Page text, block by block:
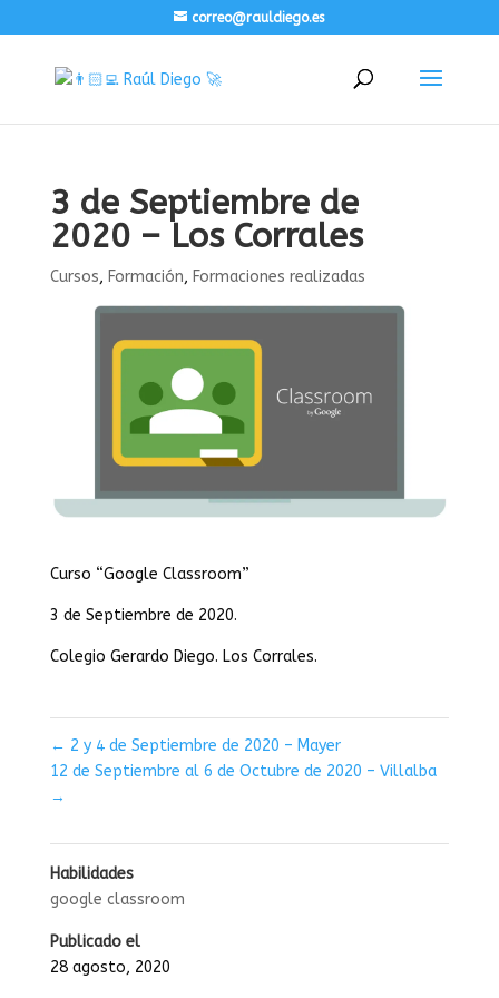
correo@rauldiego.es
3 de Septiembre de
2020 – Los Corrales
Cursos, Formación, Formaciones realizadas
Curso “Google Classroom”
3 de Septiembre de 2020.
Colegio Gerardo Diego. Los Corrales.
← 2 y 4 de Septiembre de 2020 – Mayer
12 de Septiembre al 6 de Octubre de 2020 – Villalba
→
Habilidades
google classroom
Publicado el
28 agosto, 2020